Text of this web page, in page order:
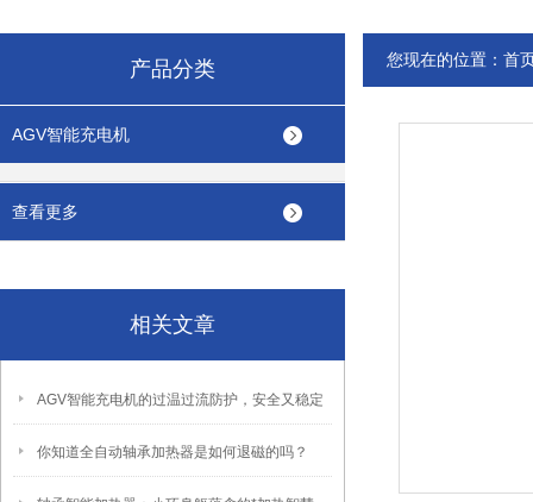
产品分类
AGV智能充电机
查看更多
相关文章
AGV智能充电机的过温过流防护，安全又稳定
你知道全自动轴承加热器是如何退磁的吗？
您现在的位置： 首